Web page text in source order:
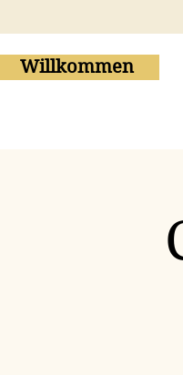
Willkommen